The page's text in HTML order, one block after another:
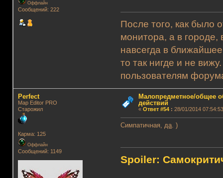
Оффлайн
Сообщений: 222
После того, как было
монитора, а в
навсегда в
то так нигде и не
пользователям
Perfect
Map Editor PRO
Старожил
Карма: 125
Оффлайн
Сообщений: 1149
Малопредметное/общее
действий
« Ответ #54: 28/01/2014
Симпатичная,да. )
Spoiler: